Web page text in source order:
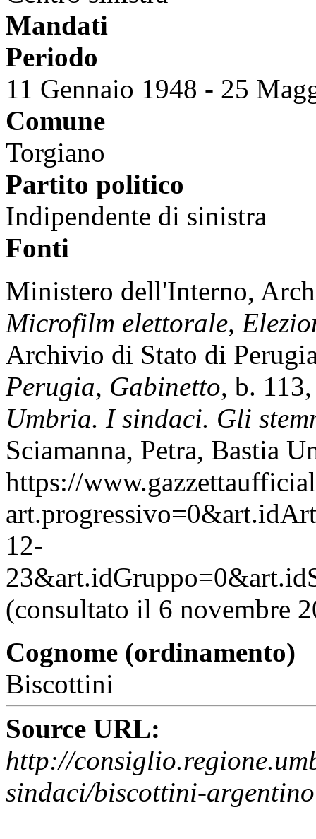
Mandati
Periodo
11 Gennaio 1948 - 25
Comune
Torgiano
Partito politico
Indipendente di sinistra
Fonti
Ministero dell'Interno,
Microfilm elettorale,
Archivio di Stato di
Perugia, Gabinetto, b.
Umbria. I sindaci. Gli
Sciamanna, Petra, Bastia
https://
12-
(consultato il 6 novembre
Cognome (ordinamento)
Biscottini
Source URL:
http://
sindaci/biscottini-argentino